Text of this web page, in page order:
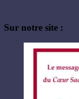
Sur notre site :